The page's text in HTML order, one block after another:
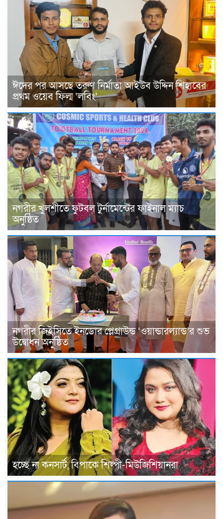
ঈদের পর আসছে তরুণ নির্মাতা আইউব উদ্দিন শিহাবের
প্রথম ওয়েব ফিল্ম ‘লবিং’
নগরীর খুলশীতে ফুটবল টুর্নামেন্টের ফাইনাল ম্যাচ
অনুষ্ঠিত
নগরীর জিইসিতে ইনডোর প্লেগ্রাউন্ড ‘ওয়ান্ডারল্যান্ড’র শুভ
উদ্বোধন অনুষ্ঠিত
হচ্ছে না কনসার্ট, বিপাকে শিল্পী-মিউজিশিয়ানরা